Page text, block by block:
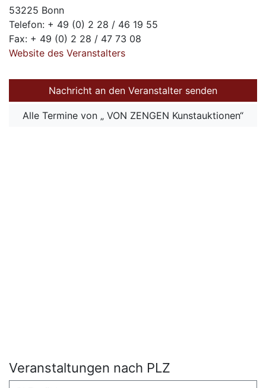
53225 Bonn
Telefon: + 49 (0) 2 28 / 46 19 55
Fax: + 49 (0) 2 28 / 47 73 08
Website des Veranstalters
Nachricht an den Veranstalter senden
Alle Termine von „ VON ZENGEN Kunstauktionen“
Veranstaltungen nach PLZ